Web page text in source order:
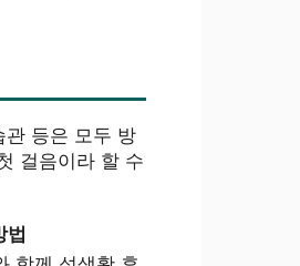
관 등은 모두 방
걸음이라 할 수
법